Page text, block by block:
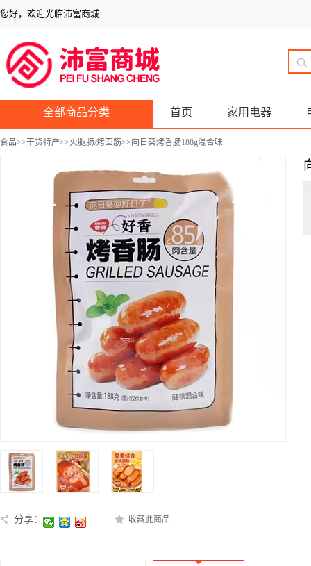
您好，欢迎光临沛富商城
全部商品分类 首页 家用电器
食品>>干货特产>>火腿肠/烤面筋>>向日葵烤香肠188g混合味
分享： 收藏此商品